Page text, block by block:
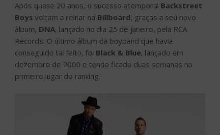
Após quase 20 anos, o sucesso atemporal Backstreet
Boys voltam a reinar na Billboard, graças a seu novo
álbum, DNA, lançado no dia 25 de janeiro, pela RCA
Records. O último álbum da boyband que havia
conseguido tal feito, foi Black & Blue, lançado em
dezembro de 2000 e tendo ficado duas semanas no
primeiro lugar do ranking.